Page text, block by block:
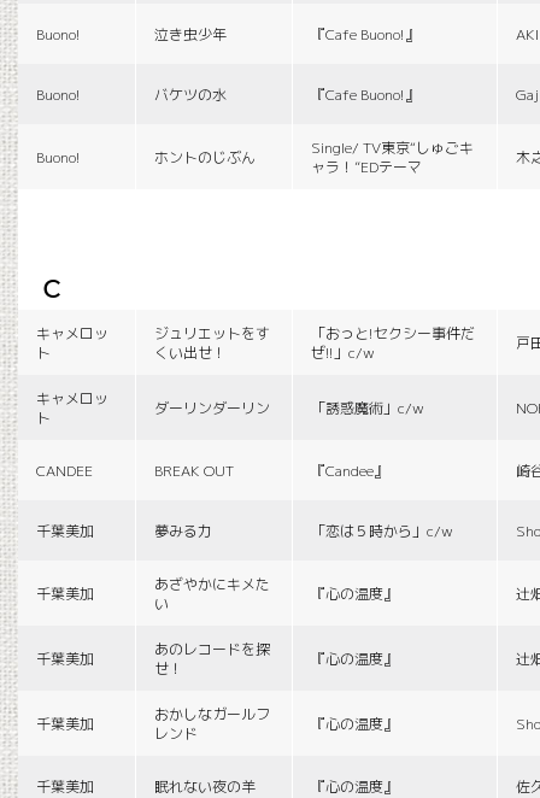
Buono! 泣き虫少年 『Cafe Buono!』
Buono! バケツの水 『Cafe Buono!』
Buono! ホントのじぶん
Single/ TV東京“しゅごキ
ャラ！”EDテーマ
木
c
キャメロッ
ト
ジュリエットをす
くい出せ！
「おっと!セクシー事件だ
ぜ!!」c/w
戸
キャメロッ
ト
ダーリンダーリン 「誘惑魔術」c/w
CANDEE BREAK OUT 『Candee』 崎
千葉美加 夢みる力 「恋は５時から」c/w
千葉美加
あざやかにキメた
い
『心の温度』 辻
千葉美加
あのレコードを探
せ！
『心の温度』 辻
千葉美加
おかしなガールフ
レンド
『心の温度』
千葉美加 眠れない夜の羊 『心の温度』 佐